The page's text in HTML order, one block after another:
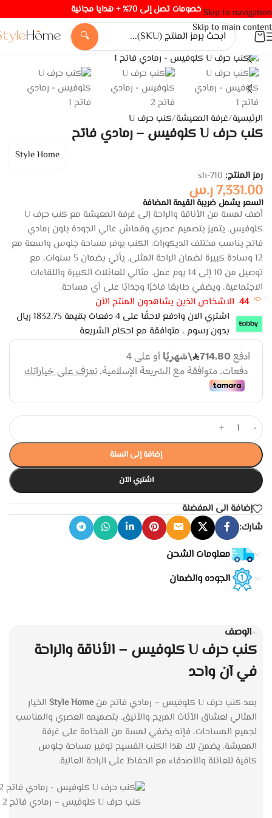
Skip to navigation
Skip to main content
خصومات تصل إلى 70% + هدايا مجانية
🔍
الرئيسية/غرفة المعيشة/كنب حرف U
كنب حرف U كلوفيس – رمادي فاتح
Style Home
رمز المنتج: sh-710
7,331.00ر.س
السعر يشمل ضريبة القيمة المضافة
أضف لمسة من الأناقة والراحة إلى غرفة المعيشة مع كنب حرف U
كلوفيس. يتميز بتصميم عصري وقماش عالي الجودة بلون رمادي
فاتح يناسب مختلف الديكورات. الكنب يوفر مساحة جلوس واسعة مع
12 وسادة كبيرة لضمان الراحة المثلى. يأتي بضمان 5 سنوات، مع
توصيل من 10 إلى 14 يوم عمل. مثالي للعائلات الكبيرة واللقاءات
الاجتماعية، ويضفي طابعًا فاخرًا وجذابًا على أي مساحة.
44 الاشخاص الذين يشاهدون المنتج الأن
اشتري الان وادفع لاحقًا على 4 دفعات بقيمة 1832.75 ريال
بدون رسوم ، متوافقة مع احكام الشريعة
-
+
إضافة إلى السلة
اشتري الآن
إضافة الى المفضلة
شارك:
معلومات الشحن
الجوده والضمان
الوصف
كنب حرف U كلوفيس – الأناقة والراحة
في آن واحد
يعد كنب حرف U كلوفيس – رمادي فاتح من Style Home الخيار
المثالي لعشاق الأثاث المريح والأنيق. بتصميمه العصري والمناسب
لجميع المساحات، فإنه يضفي لمسة من الفخامة على غرفة
المعيشة. يضمن لك هذا الكنب الفسيح توفير مساحة جلوس
كافية للعائلة والأصدقاء مع الحفاظ على الراحة العالية.
كنب حرف U كلوفيس – رمادي فاتح 2